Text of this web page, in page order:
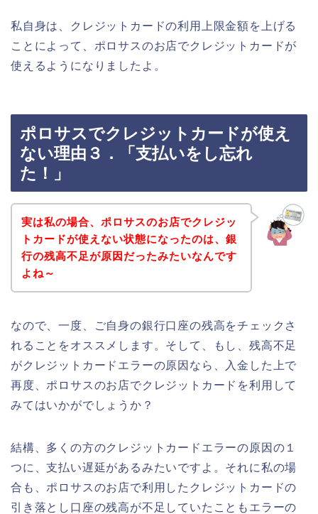
私自身は、クレジットカードの利用上限金額を上げる
ことによって、ポロサスのお店でクレジットカードが
使えるようになりましたよ。
ポロサスでクレジットカードが使え
ない理由３．「支払いをし忘れ
た！」
実は私の場合、ポロサスのお店でクレジッ
トカードが使えない状態になったのは、銀
行の残高不足が原因だったみたいなんです
よね～
なので、一度、ご自身の銀行口座の残高をチェックさ
れることをオススメします。そして、もし、残高不足
がクレジットカードエラーの原因なら、入金した上で
再度、ポロサスのお店でクレジットカードを利用して
みてはいかがでしょうか？
結構、多くの方のクレジットカードエラーの原因の１
つに、支払い遅延があるみたいですよ。それに私の場
合も、ポロサスのお店で利用したクレジットカードの
引き落とし口座の残高が不足していたこともエラーの